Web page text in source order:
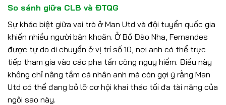
So sánh giữa CLB và ĐTQG
Sự khác biệt giữa vai trò ở Man Utd và đội tuyển quốc gia
khiến nhiều người băn khoăn. Ở Bồ Đào Nha, Fernandes
được tự do di chuyển ở vị trí số 10, nơi anh có thể trực
tiếp tham gia vào các pha tấn công nguy hiểm. Điều này
không chỉ nâng tầm cá nhân anh mà còn gợi ý rằng Man
Utd có thể đang bỏ lỡ cơ hội khai thác tối đa tài năng của
ngôi sao này.